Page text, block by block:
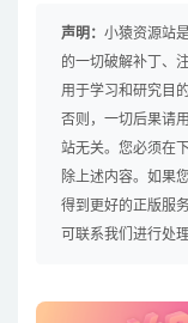
声明： 小猿资源站
的一切破解补丁、
用于学习和研究目
否则，一切后果请
站无关。您必须在
除上述内容。如果
得到更好的正版服
可联系我们进行处理